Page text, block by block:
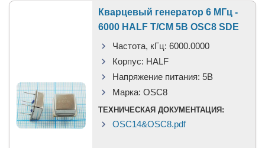
Кварцевый генератор 6 МГц -
6000 HALF T/CM 5В OSC8 SDE
Частота, кГц: 6000.0000
Корпус: HALF
Напряжение питания: 5В
Марка: OSC8
ТЕХНИЧЕСКАЯ ДОКУМЕНТАЦИЯ:
OSC14&OSC8.pdf